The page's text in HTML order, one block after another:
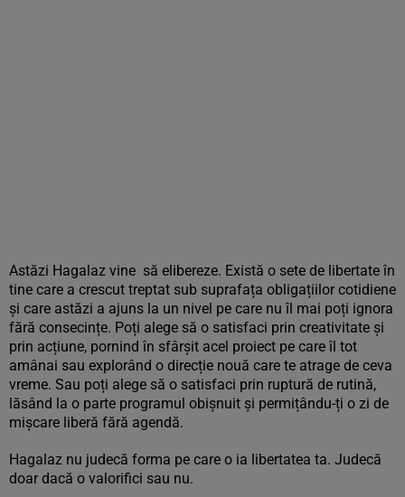
Astăzi Hagalaz vine să elibereze. Există o sete de libertate în
tine care a crescut treptat sub suprafața obligațiilor cotidiene
și care astăzi a ajuns la un nivel pe care nu îl mai poți ignora
fără consecințe. Poți alege să o satisfaci prin creativitate și
prin acțiune, pornind în sfârșit acel proiect pe care îl tot
amânai sau explorând o direcție nouă care te atrage de ceva
vreme. Sau poți alege să o satisfaci prin ruptură de rutină,
lăsând la o parte programul obișnuit și permițându-ți o zi de
mișcare liberă fără agendă.
Hagalaz nu judecă forma pe care o ia libertatea ta. Judecă
doar dacă o valorifici sau nu.